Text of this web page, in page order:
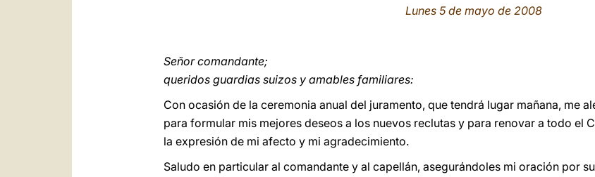
Lunes 5 de mayo de 2008
Señor comandante;
queridos guardias suizos y amables familiares:
Con ocasión de la ceremonia anual del juramento, que tendrá lugar mañana, me
para formular mis mejores deseos a los nuevos reclutas y para renovar a todo el
la expresión de mi afecto y mi agradecimiento.
Saludo en particular al comandante y al capellán, asegurándoles mi oración por